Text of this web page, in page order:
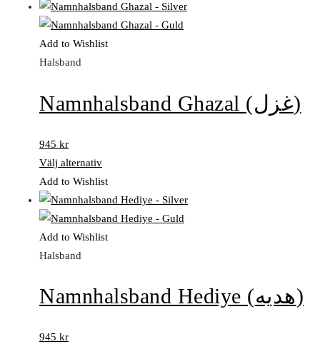
Add to Wishlist
Halsband
Namnhalsband Ghazal (غزل)
945 kr
Välj alternativ
Add to Wishlist
Add to Wishlist
Halsband
Namnhalsband Hediye (هدیه)
945 kr